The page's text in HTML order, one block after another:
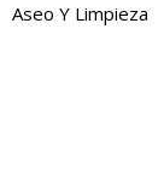
Aseo Y Limpieza